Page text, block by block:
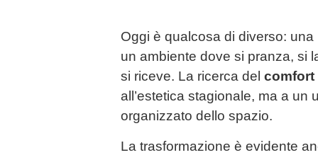
Oggi è qualcosa di diverso:
un ambiente dove si pranza, si
si riceve. La ricerca del comfort
all’estetica stagionale, ma a un
organizzato dello spazio.
La trasformazione è evidente